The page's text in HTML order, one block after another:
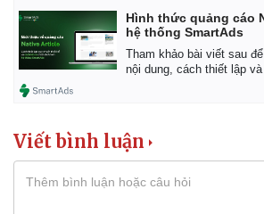
Hình thức quảng cáo
hệ thống SmartAds
Tham khảo bài viết sau
nội dung, cách thiết lập và
Viết bình luận